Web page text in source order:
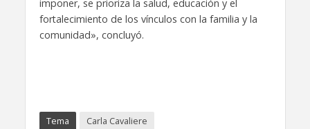
imponer, se prioriza la salud, educación y el
fortalecimiento de los vínculos con la familia y la
comunidad», concluyó.
Tema
Carla Cavaliere